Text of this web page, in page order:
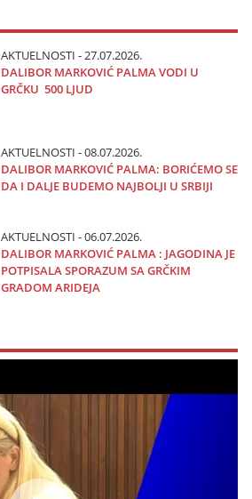
AKTUELNOSTI - 27.07.2026.
DALIBOR MARKOVIĆ PALMA VODI U
GRČKU 500 LJUD
AKTUELNOSTI - 08.07.2026.
DALIBOR MARKOVIĆ PALMA: BORIĆEMO SE
DA I DALJE BUDEMO NAJBOLJI U SRBIJI
AKTUELNOSTI - 06.07.2026.
DALIBOR MARKOVIĆ PALMA : JAGODINA JE
POTPISALA SPORAZUM SA GRČKIM
GRADOM ARIDEJA